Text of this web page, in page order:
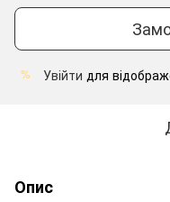
% Увійти для
Опис